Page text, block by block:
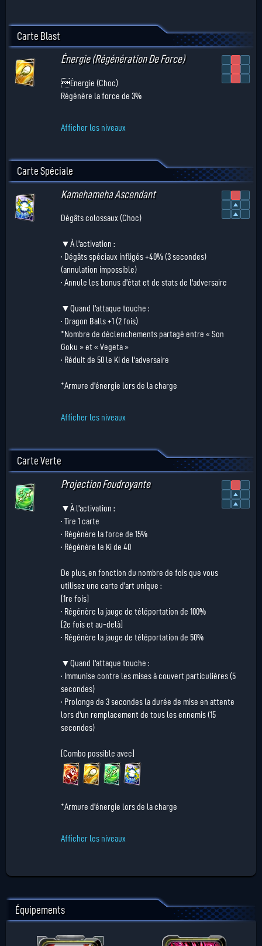
Carte Blast
Énergie (Régénération De Force)
Énergie (Choc)
Régénère la force de 3%
Afficher les niveaux
Carte Spéciale
Kamehameha Ascendant
Dégâts colossaux (Choc)
▼À l'activation :
· Dégâts spéciaux infligés +40% (3 secondes)
(annulation impossible)
· Annule les bonus d'état et de stats de l'adversaire
▼Quand l'attaque touche :
· Dragon Balls +1 (2 fois)
*Nombre de déclenchements partagé entre « Son
Goku » et « Vegeta »
· Réduit de 50 le Ki de l'adversaire
*Armure d'énergie lors de la charge
Afficher les niveaux
Carte Verte
Projection Foudroyante
▼À l'activation :
· Tire 1 carte
· Régénère la force de 15%
· Régénère le Ki de 40
De plus, en fonction du nombre de fois que vous
utilisez une carte d'art unique :
[1re fois]
· Régénère la jauge de téléportation de 100%
[2e fois et au-delà]
· Régénère la jauge de téléportation de 50%
▼Quand l'attaque touche :
· Immunise contre les mises à couvert particulières (5
secondes)
· Prolonge de 3 secondes la durée de mise en attente
lors d'un remplacement de tous les ennemis (15
secondes)
[Combo possible avec]
*Armure d'énergie lors de la charge
Afficher les niveaux
Équipements